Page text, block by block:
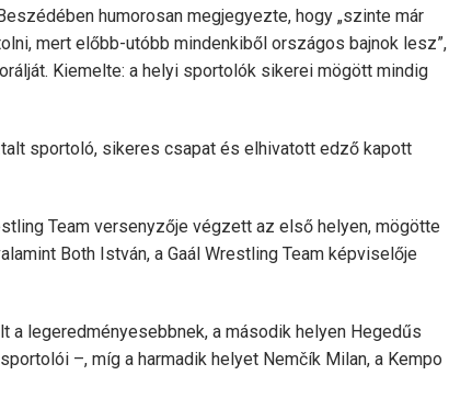
humorosan megjegyezte, hogy „szinte már
mert előbb-utóbb mindenkiből országos bajnok lesz”,
Kiemelte: a helyi sportolók sikerei mögött mindig
sportoló, sikeres csapat és elhivatott edző kapott
Team versenyzője végzett az első helyen, mögötte
Both István, a Gaál Wrestling Team képviselője
legeredményesebbnek, a második helyen Hegedűs
–, míg a harmadik helyet Nemčík Milan, a Kempo